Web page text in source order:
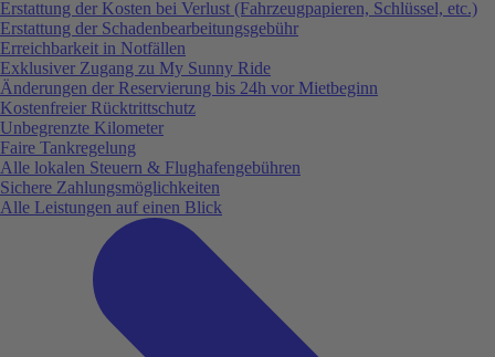
Erstattung der Kosten bei Verlust (Fahrzeugpapieren, Schlüssel, etc.)
Erstattung der Schadenbearbeitungsgebühr
Erreichbarkeit in Notfällen
Exklusiver Zugang zu My Sunny Ride
Änderungen der Reservierung bis 24h vor Mietbeginn
Kostenfreier Rücktrittschutz
Unbegrenzte Kilometer
Faire Tankregelung
Alle lokalen Steuern & Flughafengebühren
Sichere Zahlungsmöglichkeiten
Alle Leistungen auf einen Blick